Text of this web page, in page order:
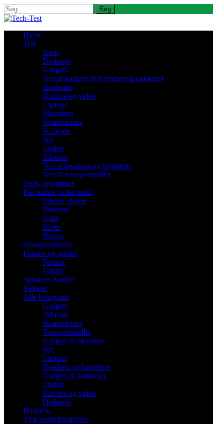
Søg
efter:
Hjem
Test
Apps
Desktops
Gadgets
Test af gadgets til hjemmet og køkkenet
Hardware
Kamera og video
Laptops
Sikkerhed
Smartphones
Software
Spil
Tablets
Tilbehør
Test af headsets og højttalere
Test af transportmidler
Tech-Test mener
Det bedste vi har testet
Editors choice
Platinum
Gold
Silver
Bronze
Transportmidler
Feature og guides
Feature
Guides
Speakers Korner
Videoer
Alle kategorier
Gadgets
Tilbehør
Smartphones
Transportmidler
Gadgets til hjemmet
Spil
Laptops
Headsets og højttalere
Gadgets til køkkenet
Tablets
Kamera og video
Desktops
Business
Tjek bredbåndspriser